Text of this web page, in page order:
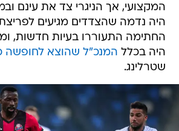
המקצועי, אך הניגרי צד את עינם
היה נדמה שהצדדים מגיעים
החתימה התעוררו בעיות חדשות,
היה בכלל המנכ"ל שהוצא לחופשה
שטרלינג.